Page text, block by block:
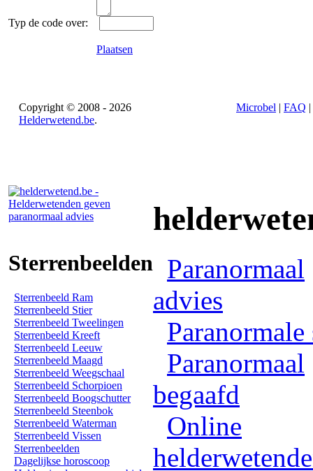
Typ de code over:
Plaatsen
Copyright © 2008 - 2026
Helderwetend.be.
Microbel | FAQ |
Sterrenbeelden
Sterrenbeeld Ram
Sterrenbeeld Stier
Sterrenbeeld Tweelingen
Sterrenbeeld Kreeft
Sterrenbeeld Leeuw
Sterrenbeeld Maagd
Sterrenbeeld Weegschaal
Sterrenbeeld Schorpioen
Sterrenbeeld Boogschutter
Sterrenbeeld Steenbok
Sterrenbeeld Waterman
Sterrenbeeld Vissen
Sterrenbeelden
Dagelijkse horoscoop
Paranormaal
advies
Paranormale
Paranormaal
begaafd
Online